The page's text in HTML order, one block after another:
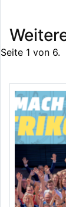
Seite 1 von 6.